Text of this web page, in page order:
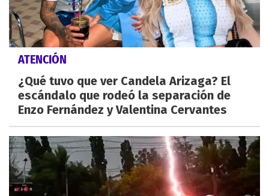
ATENCIÓN
¿Qué tuvo que ver Candela Arizaga? El
escándalo que rodeó la separación de
Enzo Fernández y Valentina Cervantes